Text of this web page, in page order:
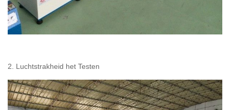
2. Luchtstrakheid het Testen